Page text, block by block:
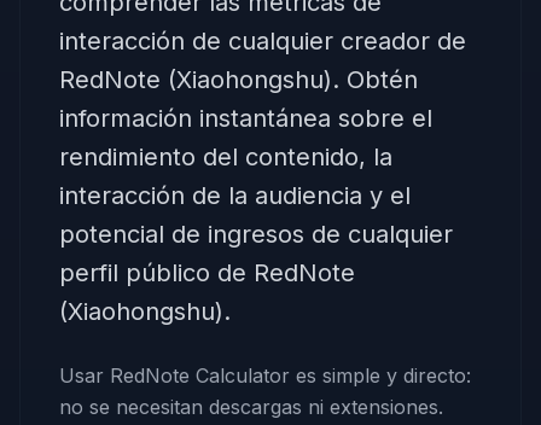
interacción de cualquier creador de
RedNote (Xiaohongshu). Obtén
información instantánea sobre el
rendimiento del contenido, la
interacción de la audiencia y el
potencial de ingresos de cualquier
perfil público de RedNote
(Xiaohongshu).
Usar RedNote Calculator es simple y directo:
no se necesitan descargas ni extensiones.